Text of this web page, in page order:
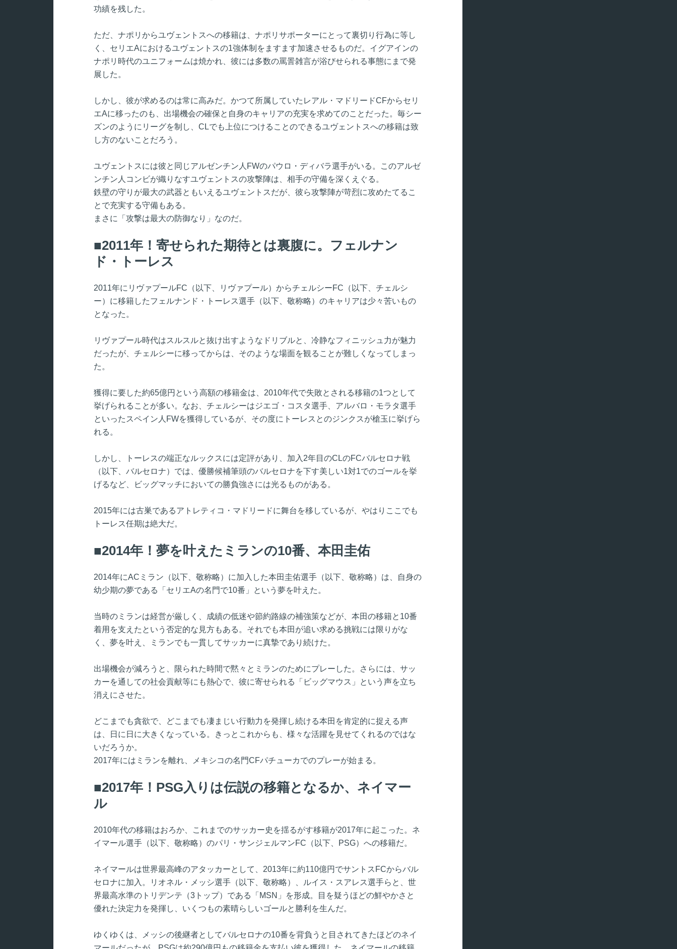
功績を残した。
ただ、ナポリからユヴェントスへの移籍は、ナポリサポーターにとって裏切り行為に等し
く、セリエAにおけるユヴェントスの1強体制をますます加速させるものだ。イグアインの
ナポリ時代のユニフォームは焼かれ、彼には多数の罵詈雑言が浴びせられる事態にまで発
展した。
しかし、彼が求めるのは常に高みだ。かつて所属していたレアル・マドリードCFからセリ
エAに移ったのも、出場機会の確保と自身のキャリアの充実を求めてのことだった。毎シー
ズンのようにリーグを制し、CLでも上位につけることのできるユヴェントスへの移籍は致
し方のないことだろう。
ユヴェントスには彼と同じアルゼンチン人FWのパウロ・ディバラ選手がいる。このアルゼ
ンチン人コンビが織りなすユヴェントスの攻撃陣は、相手の守備を深くえぐる。
鉄壁の守りが最大の武器ともいえるユヴェントスだが、彼ら攻撃陣が苛烈に攻めたてるこ
とで充実する守備もある。
まさに「攻撃は最大の防御なり」なのだ。
2011年！寄せられた期待とは裏腹に。フェルナン
ド・トーレス
2011年にリヴァプールFC（以下、リヴァプール）からチェルシーFC（以下、チェルシ
ー）に移籍したフェルナンド・トーレス選手（以下、敬称略）のキャリアは少々苦いもの
となった。
リヴァプール時代はスルスルと抜け出すようなドリブルと、冷静なフィニッシュ力が魅力
だったが、チェルシーに移ってからは、そのような場面を観ることが難しくなってしまっ
た。
獲得に要した約65億円という高額の移籍金は、2010年代で失敗とされる移籍の1つとして
挙げられることが多い。なお、チェルシーはジエゴ・コスタ選手、アルバロ・モラタ選手
といったスペイン人FWを獲得しているが、その度にトーレスとのジンクスが槍玉に挙げら
れる。
しかし、トーレスの端正なルックスには定評があり、加入2年目のCLのFCバルセロナ戦
（以下、バルセロナ）では、優勝候補筆頭のバルセロナを下す美しい1対1でのゴールを挙
げるなど、ビッグマッチにおいての勝負強さには光るものがある。
2015年には古巣であるアトレティコ・マドリードに舞台を移しているが、やはりここでも
トーレス任期は絶大だ。
2014年！夢を叶えたミランの10番、本田圭佑
2014年にACミラン（以下、敬称略）に加入した本田圭佑選手（以下、敬称略）は、自身の
幼少期の夢である「セリエAの名門で10番」という夢を叶えた。
当時のミランは経営が厳しく、成績の低迷や節約路線の補強策などが、本田の移籍と10番
着用を支えたという否定的な見方もある。それでも本田が追い求める挑戦には限りがな
く、夢を叶え、ミランでも一貫してサッカーに真摯であり続けた。
出場機会が減ろうと、限られた時間で黙々とミランのためにプレーした。さらには、サッ
カーを通しての社会貢献等にも熱心で、彼に寄せられる「ビッグマウス」という声を立ち
消えにさせた。
どこまでも貪欲で、どこまでも凄まじい行動力を発揮し続ける本田を肯定的に捉える声
は、日に日に大きくなっている。きっとこれからも、様々な活躍を見せてくれるのではな
いだろうか。
2017年にはミランを離れ、メキシコの名門CFパチューカでのプレーが始まる。
2017年！PSG入りは伝説の移籍となるか、ネイマー
ル
2010年代の移籍はおろか、これまでのサッカー史を揺るがす移籍が2017年に起こった。ネ
イマール選手（以下、敬称略）のパリ・サンジェルマンFC（以下、PSG）への移籍だ。
ネイマールは世界最高峰のアタッカーとして、2013年に約110億円でサントスFCからバル
セロナに加入。リオネル・メッシ選手（以下、敬称略）、ルイス・スアレス選手らと、世
界最高水準のトリデンテ（3トップ）である「MSN」を形成。目を疑うほどの鮮やかさと
優れた決定力を発揮し、いくつもの素晴らしいゴールと勝利を生んだ。
ゆくゆくは、メッシの後継者としてバルセロナの10番を背負うと目されてきたほどのネイ